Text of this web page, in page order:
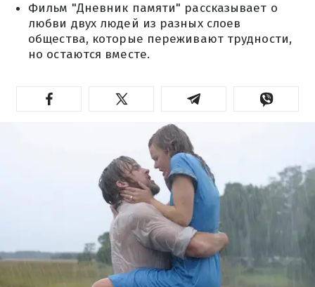
Фильм "Дневник памяти" рассказывает о
любви двух людей из разных слоев
общества, которые переживают трудности,
но остаются вместе.